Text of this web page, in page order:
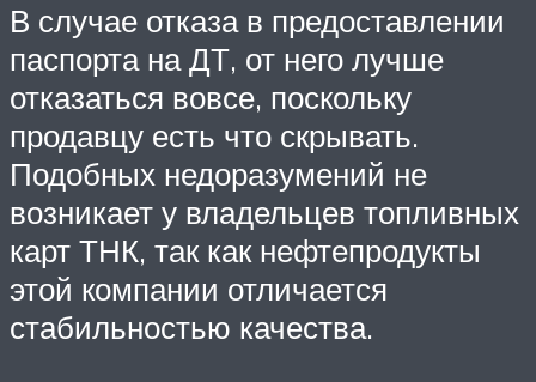
В случае отказа в предоставлении
паспорта на ДТ, от него лучше
отказаться вовсе, поскольку
продавцу есть что скрывать.
Подобных недоразумений не
возникает у владельцев топливных
карт ТНК, так как нефтепродукты
этой компании отличается
стабильностью качества.